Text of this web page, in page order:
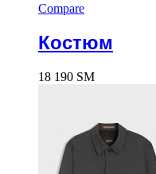
Compare
Костюм
18 190 ЅМ